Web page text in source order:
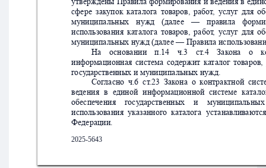
утверждены Правила формирования и ведения в
сфере закупок каталога товаров, работ, услуг для
муниципальных
нужд (далее — правила
использования каталога товаров, работ, услуг для
муниципальных нужд (далее — Правила использов
На
основании п.14 ч.3 ст.4 Закона о к
информационная система содержит каталог товаров,
государственных и муниципальных нужд.
Согласно ч.6 ст.23 Закона о контрактной
ведения в единой информационной системе ката
обеспечения
государственных и
муниципальных
использования указанного каталога устанавливаются
Федерации.
2025-5643